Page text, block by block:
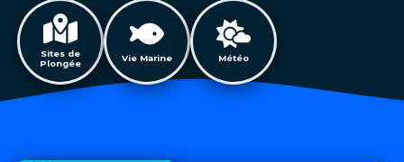
Sites de
Plongée
Vie Marine Météo